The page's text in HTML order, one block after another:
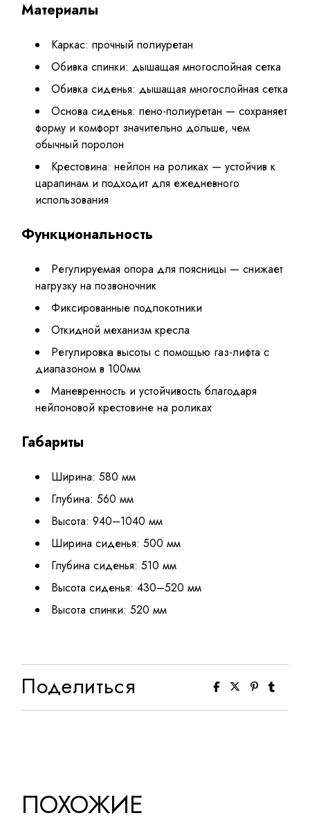
Материалы
Каркас: прочный полиуретан
Обивка спинки: дышащая многослойная сетка
Обивка сиденья: дышащая многослойная сетка
Основа сиденья: пено-полиуретан — сохраняет
форму и комфорт значительно дольше, чем
обычный поролон
Крестовина: нейлон на роликах — устойчив к
царапинам и подходит для ежедневного
использования
Функциональность
Регулируемая опора для поясницы — снижает
нагрузку на позвоночник
Фиксированные подлокотники
Откидной механизм кресла
Регулировка высоты с помощью газ-лифта с
диапазоном в 100мм
Маневренность и устойчивость благодаря
нейлоновой крестовине на роликах
Габариты
Ширина: 580 мм
Глубина: 560 мм
Высота: 940–1040 мм
Ширина сиденья: 500 мм
Глубина сиденья: 510 мм
Высота сиденья: 430–520 мм
Высота спинки: 520 мм
Поделиться
ПОХОЖИЕ